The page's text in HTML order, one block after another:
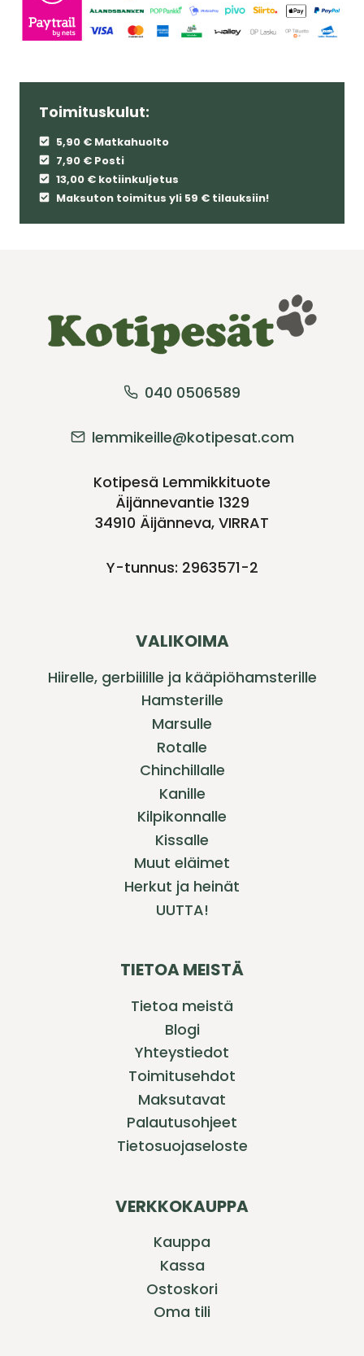
Toimituskulut:
5,90 € Matkahuolto
7,90 € Posti
13,00 € kotiinkuljetus
Maksuton toimitus yli 59 € tilauksiin!
040 0506589
lemmikeille@kotipesat.com
Kotipesä Lemmikkituote
Äijännevantie 1329
34910 Äijänneva, VIRRAT
Y-tunnus: 2963571-2
VALIKOIMA
Hiirelle, gerbiilille ja kääpiöhamsterille
Hamsterille
Marsulle
Rotalle
Chinchillalle
Kanille
Kilpikonnalle
Kissalle
Muut eläimet
Herkut ja heinät
UUTTA!
TIETOA MEISTÄ
Tietoa meistä
Blogi
Yhteystiedot
Toimitusehdot
Maksutavat
Palautusohjeet
Tietosuojaseloste
VERKKOKAUPPA
Kauppa
Kassa
Ostoskori
Oma tili